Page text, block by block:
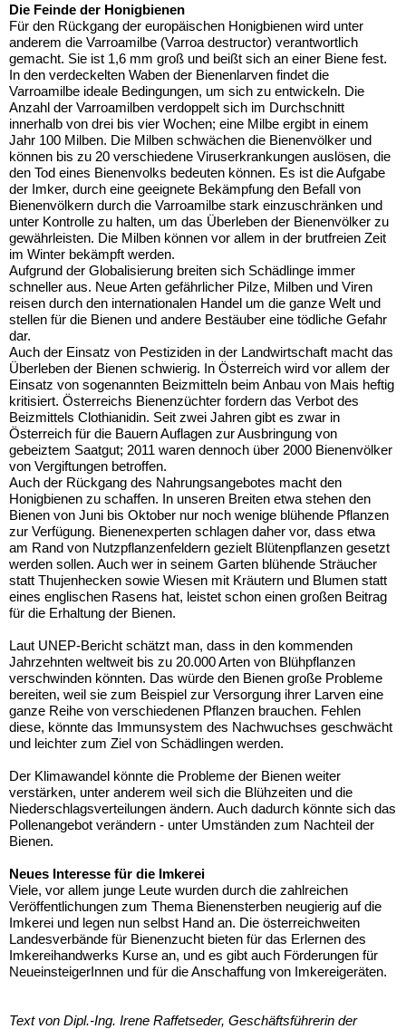
Die Feinde der Honigbienen
Für den Rückgang der europäischen Honigbienen wird unter
anderem die Varroamilbe (Varroa destructor) verantwortlich
gemacht. Sie ist 1,6 mm groß und beißt sich an einer Biene fest.
In den verdeckelten Waben der Bienenlarven findet die
Varroamilbe ideale Bedingungen, um sich zu entwickeln. Die
Anzahl der Varroamilben verdoppelt sich im Durchschnitt
innerhalb von drei bis vier Wochen; eine Milbe ergibt in einem
Jahr 100 Milben. Die Milben schwächen die Bienenvölker und
können bis zu 20 verschiedene Viruserkrankungen auslösen, die
den Tod eines Bienenvolks bedeuten können. Es ist die Aufgabe
der Imker, durch eine geeignete Bekämpfung den Befall von
Bienenvölkern durch die Varroamilbe stark einzuschränken und
unter Kontrolle zu halten, um das Überleben der Bienenvölker zu
gewährleisten. Die Milben können vor allem in der brutfreien Zeit
im Winter bekämpft werden.
Aufgrund der Globalisierung breiten sich Schädlinge immer
schneller aus. Neue Arten gefährlicher Pilze, Milben und Viren
reisen durch den internationalen Handel um die ganze Welt und
stellen für die Bienen und andere Bestäuber eine tödliche Gefahr
dar.
Auch der Einsatz von Pestiziden in der Landwirtschaft macht das
Überleben der Bienen schwierig. In Österreich wird vor allem der
Einsatz von sogenannten Beizmitteln beim Anbau von Mais heftig
kritisiert. Österreichs Bienenzüchter fordern das Verbot des
Beizmittels Clothianidin. Seit zwei Jahren gibt es zwar in
Österreich für die Bauern Auflagen zur Ausbringung von
gebeiztem Saatgut; 2011 waren dennoch über 2000 Bienenvölker
von Vergiftungen betroffen.
Auch der Rückgang des Nahrungsangebotes macht den
Honigbienen zu schaffen. In unseren Breiten etwa stehen den
Bienen von Juni bis Oktober nur noch wenige blühende Pflanzen
zur Verfügung. Bienenexperten schlagen daher vor, dass etwa
am Rand von Nutzpflanzenfeldern gezielt Blütenpflanzen gesetzt
werden sollen. Auch wer in seinem Garten blühende Sträucher
statt Thujenhecken sowie Wiesen mit Kräutern und Blumen statt
eines englischen Rasens hat, leistet schon einen großen Beitrag
für die Erhaltung der Bienen.
Laut UNEP-Bericht schätzt man, dass in den kommenden
Jahrzehnten weltweit bis zu 20.000 Arten von Blühpflanzen
verschwinden könnten. Das würde den Bienen große Probleme
bereiten, weil sie zum Beispiel zur Versorgung ihrer Larven eine
ganze Reihe von verschiedenen Pflanzen brauchen. Fehlen
diese, könnte das Immunsystem des Nachwuchses geschwächt
und leichter zum Ziel von Schädlingen werden.
Der Klimawandel könnte die Probleme der Bienen weiter
verstärken, unter anderem weil sich die Blühzeiten und die
Niederschlagsverteilungen ändern. Auch dadurch könnte sich das
Pollenangebot verändern - unter Umständen zum Nachteil der
Bienen.
Neues Interesse für die Imkerei
Viele, vor allem junge Leute wurden durch die zahlreichen
Veröffentlichungen zum Thema Bienensterben neugierig auf die
Imkerei und legen nun selbst Hand an. Die österreichweiten
Landesverbände für Bienenzucht bieten für das Erlernen des
Imkereihandwerks Kurse an, und es gibt auch Förderungen für
NeueinsteigerInnen und für die Anschaffung von Imkereigeräten.
Text von Dipl.-Ing. Irene Raffetseder, Geschäftsführerin der